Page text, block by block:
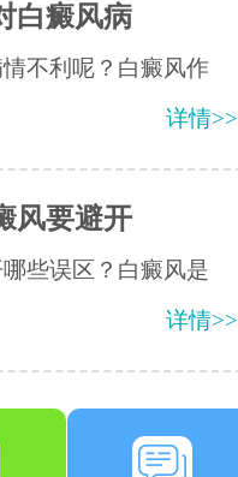
白癜风病
不利呢？白癜风作
详情>>
风要避开
些误区？白癜风是
详情>>